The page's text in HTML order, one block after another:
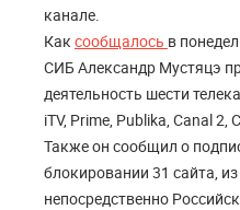
канале.
Как сообщалось в
СИБ Александр Мустяцэ
деятельность шести
iTV, Prime, Publika, Canal 2,
Также он сообщил о
блокировании 31 сайта,
непосредственно